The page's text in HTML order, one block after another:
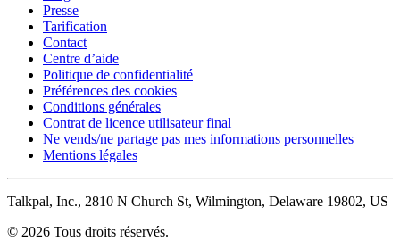
Presse
Tarification
Contact
Centre d’aide
Politique de confidentialité
Préférences des cookies
Conditions générales
Contrat de licence utilisateur final
Ne vends/ne partage pas mes informations personnelles
Mentions légales
Talkpal, Inc., 2810 N Church St, Wilmington, Delaware 19802, US
© 2026 Tous droits réservés.